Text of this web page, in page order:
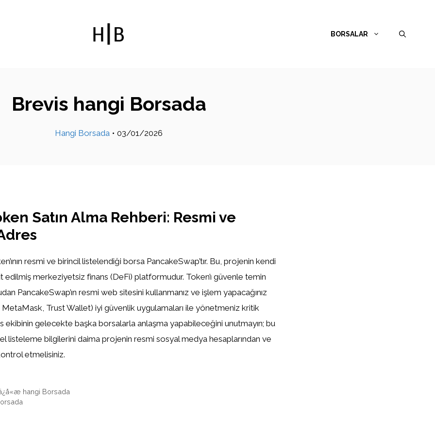
BORSALAR
Brevis hangi Borsada
Hangi Borsada • 03/01/2026
Satın Alma Rehberi: Resmi ve
resmi ve birincil listelendiği borsa PancakeSwap’tır. Bu, projenin kendi
edilmiş merkeziyetsiz finans (DeFi) platformudur. Token’ı güvenle temin
PancakeSwap’ın resmi web sitesini kullanmanız ve işlem yapacağınız
MetaMask, Trust Wallet) iyi güvenlik uygulamaları ile yönetmeniz kritik
ekibinin gelecekte başka borsalarla anlaşma yapabileceğini unutmayın; bu
listeleme bilgilerini daima projenin resmi sosyal medya hesaplarından ve
etmelisiniz.
hangi Borsada